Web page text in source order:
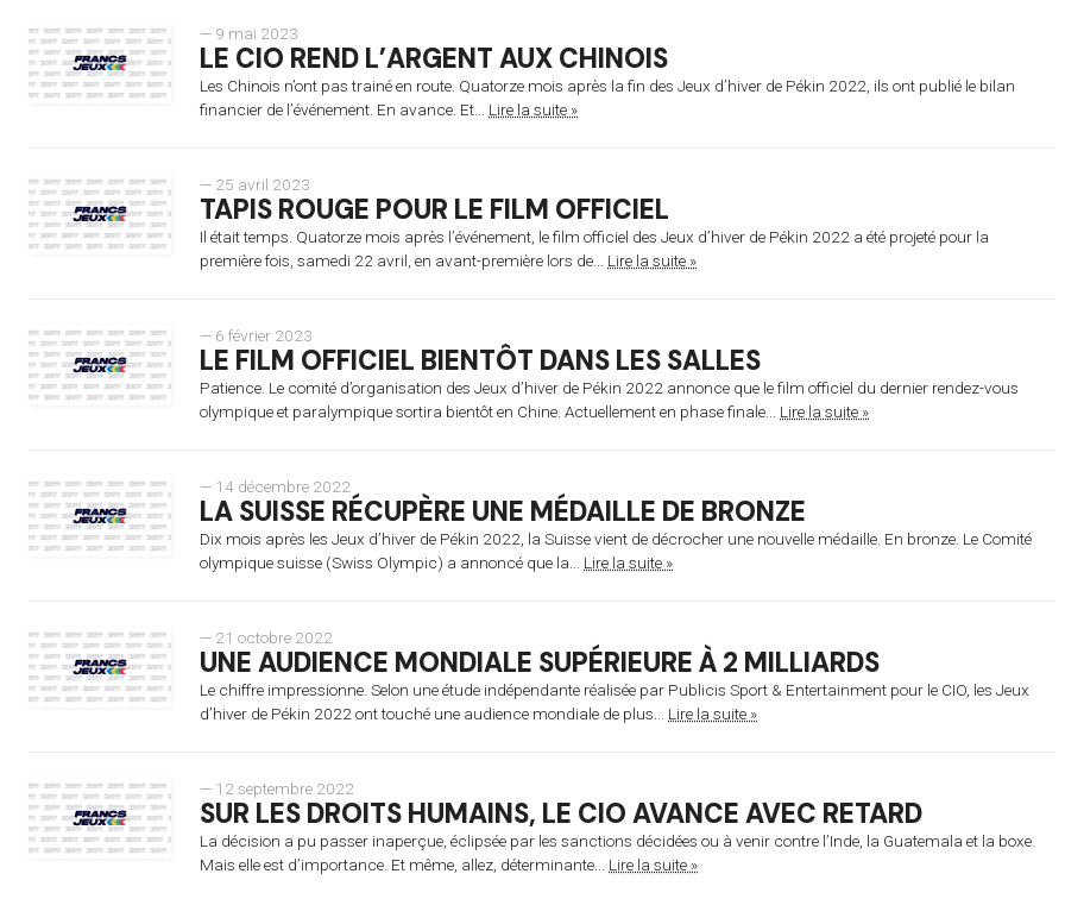
— 9 mai 2023
LE CIO REND L’ARGENT AUX CHINOIS
Les Chinois n’ont pas trainé en route. Quatorze mois après la fin des Jeux d’hiver de Pékin 2022, ils ont publié le bilan
financier de l’événement. En avance. Et... Lire la suite »
— 25 avril 2023
TAPIS ROUGE POUR LE FILM OFFICIEL
Il était temps. Quatorze mois après l’événement, le film officiel des Jeux d’hiver de Pékin 2022 a été projeté pour la
première fois, samedi 22 avril, en avant-première lors de... Lire la suite »
— 6 février 2023
LE FILM OFFICIEL BIENTÔT DANS LES SALLES
Patience. Le comité d’organisation des Jeux d’hiver de Pékin 2022 annonce que le film officiel du dernier rendez-vous
olympique et paralympique sortira bientôt en Chine. Actuellement en phase finale... Lire la suite »
— 14 décembre 2022
LA SUISSE RÉCUPÈRE UNE MÉDAILLE DE BRONZE
Dix mois après les Jeux d’hiver de Pékin 2022, la Suisse vient de décrocher une nouvelle médaille. En bronze. Le Comité
olympique suisse (Swiss Olympic) a annoncé que la... Lire la suite »
— 21 octobre 2022
UNE AUDIENCE MONDIALE SUPÉRIEURE À 2 MILLIARDS
Le chiffre impressionne. Selon une étude indépendante réalisée par Publicis Sport & Entertainment pour le CIO, les Jeux
d’hiver de Pékin 2022 ont touché une audience mondiale de plus... Lire la suite »
— 12 septembre 2022
SUR LES DROITS HUMAINS, LE CIO AVANCE AVEC RETARD
La décision a pu passer inaperçue, éclipsée par les sanctions décidées ou à venir contre l’Inde, la Guatemala et la boxe.
Mais elle est d’importance. Et même, allez, déterminante... Lire la suite »